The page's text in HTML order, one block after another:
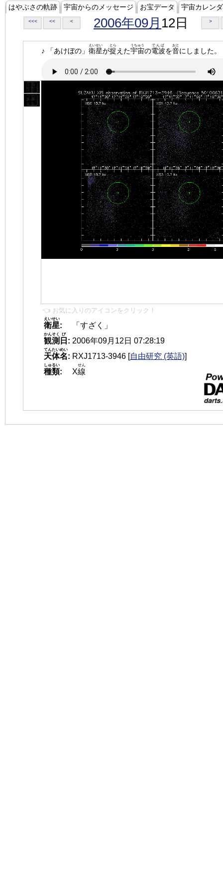
はやぶさの軌跡 宇宙からのメッセージ お宝データ 宇宙カレン
<<< << < 2006年09月 12日 >
♪ 「あけぼの」 衛星
えいせい
が捉
とら
えた宇宙
うちゅう
の電波
でんぱ
を音
おと
にしました。
👈 お気に入りのアイコンをクリック！
衛星
えいせい
:
「すざく」
観測
かんそく
日
び
: 2006年09月12日 07:28:19
天体名
てんたいめい
: RXJ1713-3946 [自由研究 (英語)]
種類
しゅるい
: X線
せん